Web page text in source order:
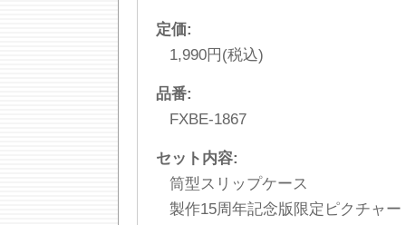
定価:
1,990円(税込)
品番:
FXBE-1867
セット内容:
筒型スリップケース
製作15周年記念版限定ピクチャ